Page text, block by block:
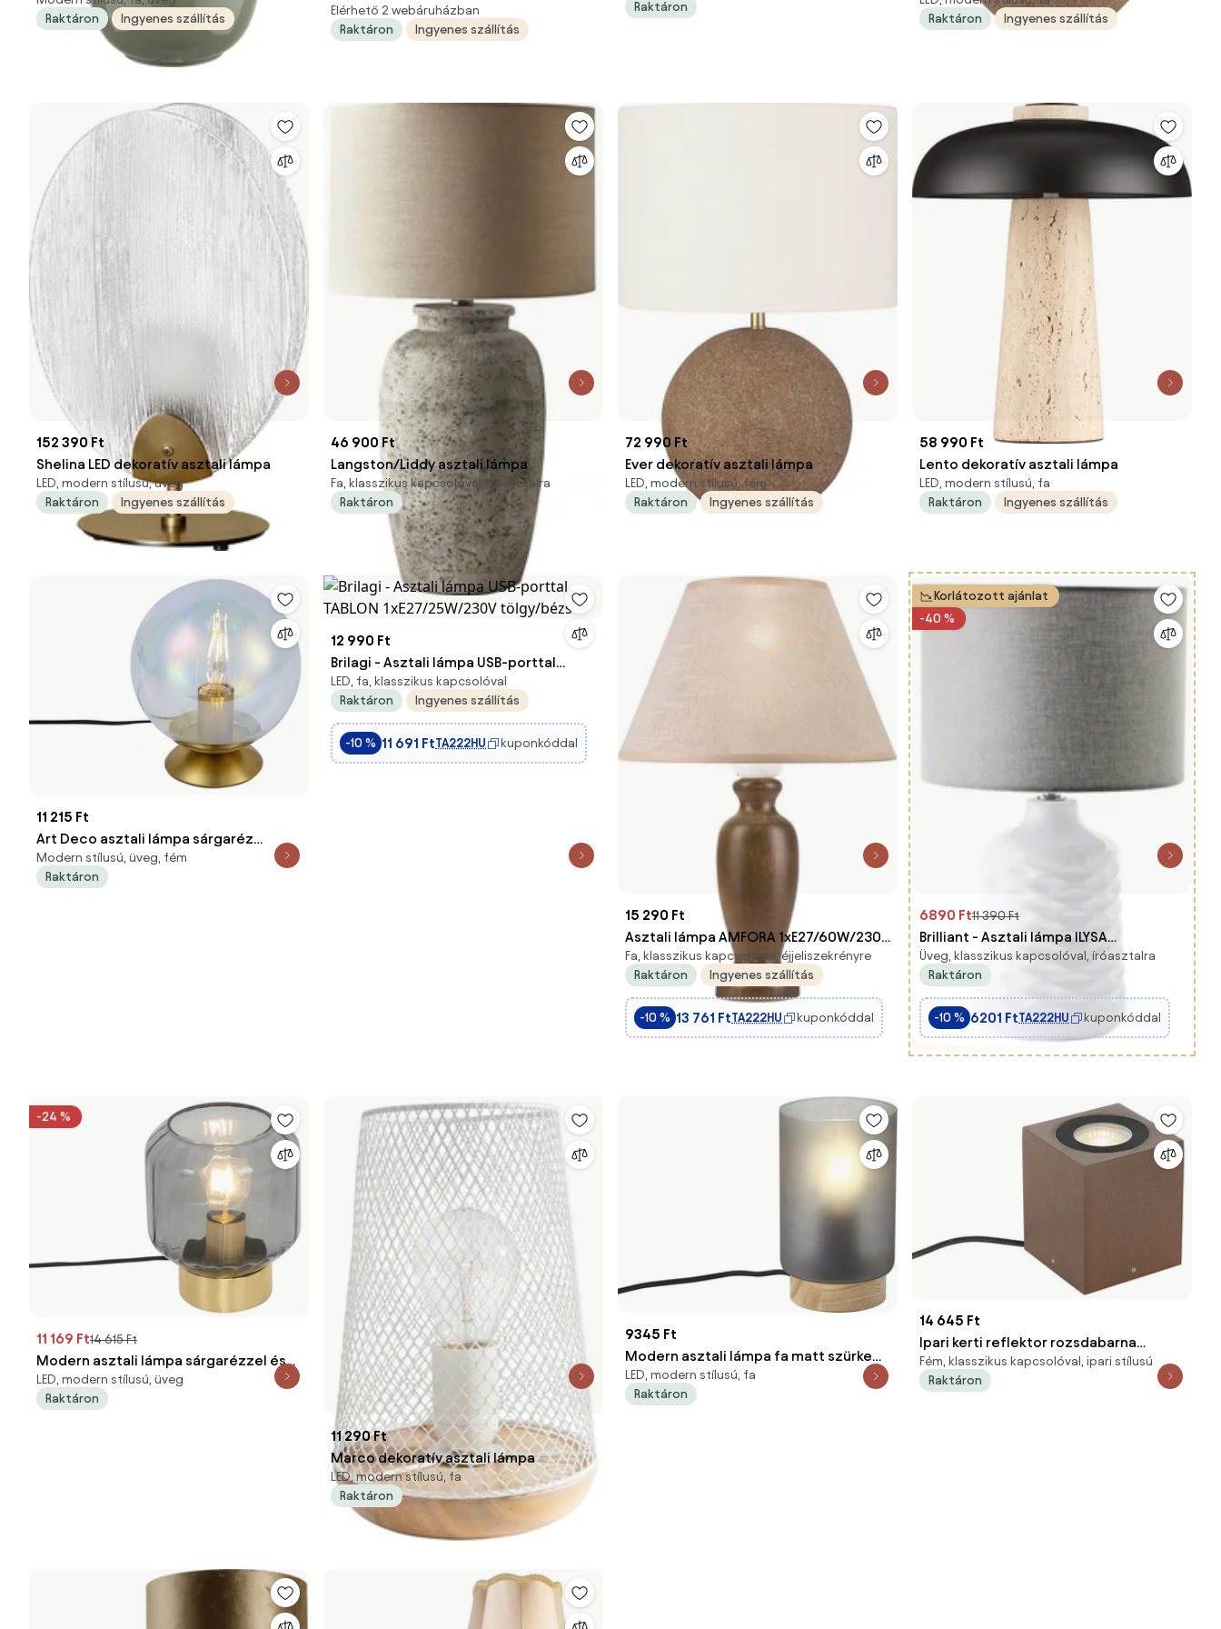
Raktáron
Ingyenes szállítás
Elérhető 2 webáruházban
Raktáron
Ingyenes szállítás
Raktáron
Raktáron
Ingyenes szállítás
152 390 Ft
Shelina LED dekoratív asztali lámpa
LED, modern stílusú, üveg
Raktáron
Ingyenes szállítás
46 900 Ft
Langston/Liddy asztali lámpa
Fa, klasszikus kapcsolóval, íróasztalra
Raktáron
72 990 Ft
Ever dekoratív asztali lámpa
LED, modern stílusú, fém
Raktáron
Ingyenes szállítás
58 990 Ft
Lento dekoratív asztali lámpa
LED, modern stílusú, fa
Raktáron
Ingyenes szállítás
11 215 Ft
Art Deco asztali lámpa sárgaréz
szivárványos füstüveggel - Pallon
Modern stílusú, üveg, fém
Raktáron
12 990 Ft
Brilagi - Asztali lámpa USB-porttal
TABLON 1xE27/25W/230V tölgy/bézs
LED, fa, klasszikus kapcsolóval
Raktáron
Ingyenes szállítás
-10 % 11 691 FtTA222HU kuponkóddal
15 290 Ft
Asztali lámpa AMFORA 1xE27/60W/230V
sötét barna/bükkfa
Fa, klasszikus kapcsolóval, éjjeliszekrényre
Raktáron
Ingyenes szállítás
-10 % 13 761 FtTA222HU kuponkóddal
Korlátozott ajánlat
-40 %
6890 Ft11 390 Ft
Brilliant - Asztali lámpa ILYSA
1xE14/40W/230V fehér/szürke
Üveg, klasszikus kapcsolóval, íróasztalra
Raktáron
-10 % 6201 FtTA222HU kuponkóddal
-24 %
11 169 Ft14 615 Ft
Modern asztali lámpa sárgarézzel és
füstüveggel - Stiklo
LED, modern stílusú, üveg
Raktáron
11 290 Ft
Marco dekoratív asztali lámpa
LED, modern stílusú, fa
Raktáron
9345 Ft
Modern asztali lámpa fa matt szürke
üveggel - Umbra
LED, modern stílusú, fa
Raktáron
14 645 Ft
Ipari kerti reflektor rozsdabarna
négyzet alakú IP65 - Lennard
Fém, klasszikus kapcsolóval, ipari stílusú
Raktáron